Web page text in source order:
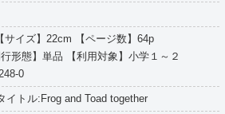
サイズ】22cm 【ページ数】64p
行形態】単品 【利用対象】小学１～２
0
イトル:Frog and Toad together